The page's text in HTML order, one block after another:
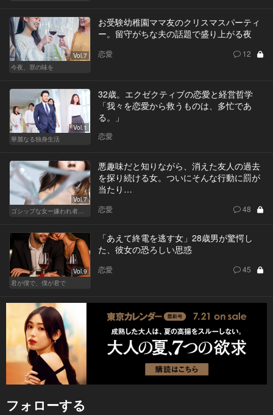
Vol.7
今夜、罪の味を
お受験幼稚園ママ友のクリスマスパーティ
ー。留守がちな夫の話題で盛り上がる夜
恋愛 12
Vol.1
華麗なる独身生活
32歳。エクゼクティブの恋愛と経営哲学
「我々を恋愛から救うものは、多忙であ
る。」
恋愛
Vol.7
ゴシップな女ー嫌われ者のカレンが死んだー
悪趣味だと知りながら、消えた友人の過去
を探り続ける女。ついにそんな行動に罰が
当たり…
恋愛 48
Vol.9
君が僕で、僕が君で
「あえて終電を逃す女」28歳男が驚愕し
た、彼女の恐ろしい思惑
恋愛 45
フォローする